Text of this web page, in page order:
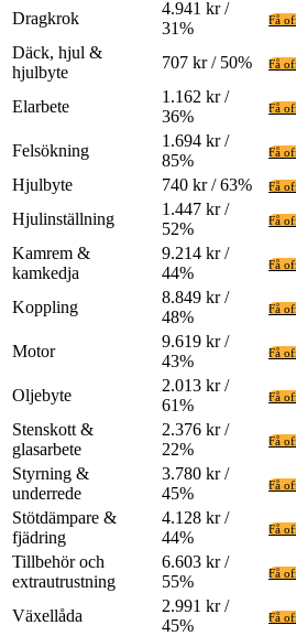
Dragkrok
4.941 kr /
31%
Få
Däck, hjul &
hjulbyte
707 kr / 50% Få
Elarbete
1.162 kr /
36%
Få
Felsökning
1.694 kr /
85%
Få
Hjulbyte 740 kr / 63% Få
Hjulinställning
1.447 kr /
52%
Få
Kamrem &
kamkedja
9.214 kr /
44%
Få
Koppling
8.849 kr /
48%
Få
Motor
9.619 kr /
43%
Få
Oljebyte
2.013 kr /
61%
Få
Stenskott &
glasarbete
2.376 kr /
22%
Få
Styrning &
underrede
3.780 kr /
45%
Få
Stötdämpare &
fjädring
4.128 kr /
44%
Få
Tillbehör och
extrautrustning
6.603 kr /
55%
Få
Växellåda
2.991 kr /
45%
Få